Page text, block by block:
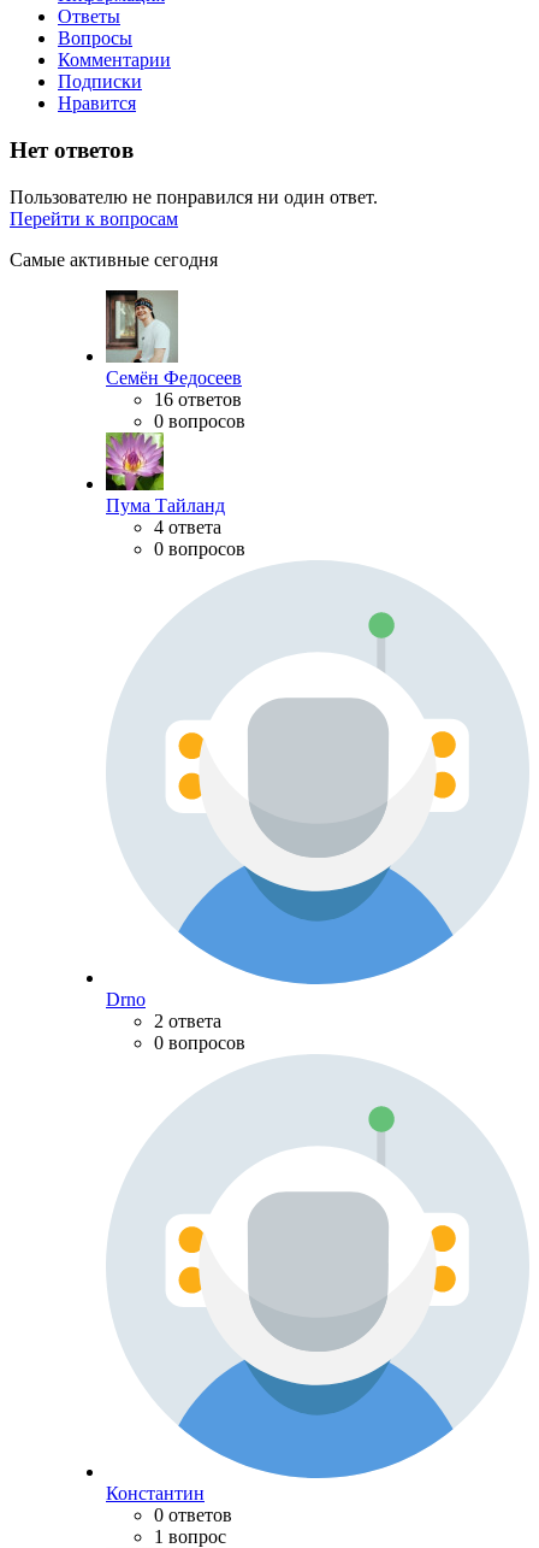
Ответы
Вопросы
Комментарии
Подписки
Нравится
Нет ответов
Пользователю не понравился ни один ответ.
Перейти к вопросам
Самые активные сегодня
Семён Федосеев
16 ответов
0 вопросов
Пума Тайланд
4 ответа
0 вопросов
Drno
2 ответа
0 вопросов
Константин
0 ответов
1 вопрос